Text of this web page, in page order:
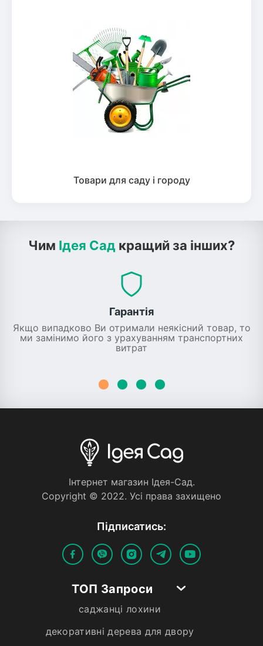
Товари для саду і городу
Чим Ідея Сад кращий за інших?
Гарантія
Якщо випадково Ви отримали неякісний товар, то
ми замінимо його з урахуванням транспортних
витрат
Iнтернет магазин Iдея-Сад.
Copyright © 2022. Усi права захищено
Пiдписатись:
ТОП Запроси
саджанці лохини
декоративні дерева для двору